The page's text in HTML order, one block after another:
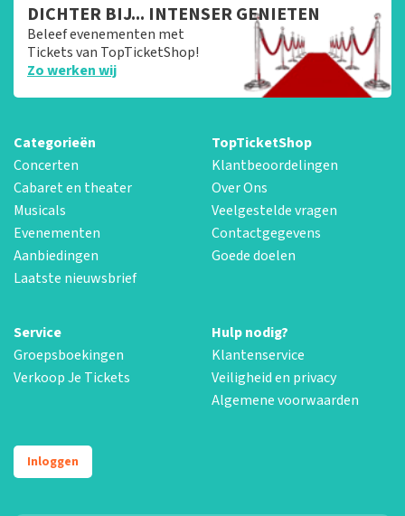
DICHTER BIJ... INTENSER GENIETEN
Beleef evenementen met
Tickets van TopTicketShop!
Zo werken wij
Categorieën
Concerten
Cabaret en theater
Musicals
Evenementen
Aanbiedingen
Laatste nieuwsbrief
TopTicketShop
Klantbeoordelingen
Over Ons
Veelgestelde vragen
Contactgegevens
Goede doelen
Service
Groepsboekingen
Verkoop Je Tickets
Hulp nodig?
Klantenservice
Veiligheid en privacy
Algemene voorwaarden
Inloggen